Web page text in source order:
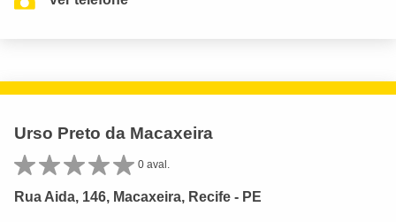
Urso Preto da Macaxeira
0 aval.
Rua Aida, 146, Macaxeira, Recife - PE